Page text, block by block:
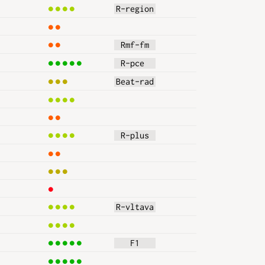
4 R-region
2
2
Rmf-fm
5 R-pce
3 Beat-rad
4
2
4
R-plus
2
3
1
4
R-vltava
4
5
   F1
5